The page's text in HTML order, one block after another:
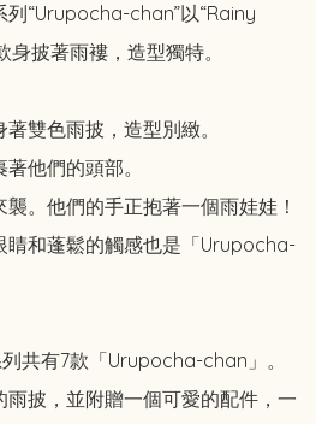
“Urupocha-chan”以“Rainy
披著雨褸，造型獨特。
雙色雨披，造型別緻。
他們的頭部。
。他們的手正抱著一個雨娃娃！
睛和蓬鬆的觸感也是「Urupocha-
共有7款「Urupocha-chan」。
披，並附贈一個可愛的配件，一